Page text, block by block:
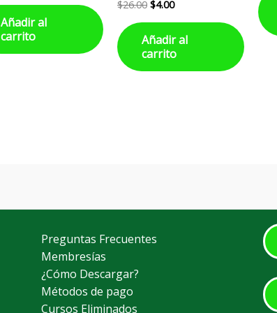
Añadir al
carrito
$26.00 $4.00
Añadir al
carrito
Preguntas Frecuentes
Membresías
¿Cómo Descargar?
Métodos de pago
Cursos Eliminados